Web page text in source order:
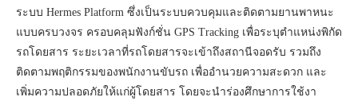
ระบบ Hermes Platform ซึ่งเป็นระบบควบคุมและติดตามยานพาหนะ
แบบครบวงจร ครอบคลุมฟังก์ชั่น GPS Tracking เพื่อระบุตำแหน่งพิกัด
รถโดยสาร ระยะเวลาที่รถโดยสารจะเข้าถึงสถานีจอดรับ รวมถึง
ติดตามพฤติกรรมของพนักงานขับรถ เพื่ออำนวยความสะดวก และ
เพิ่มความปลอดภัยให้แก่ผู้โดยสาร โดยจะนำร่องศึกษาการใช้งา